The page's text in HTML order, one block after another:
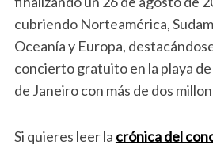
cubriendo Norteamérica,
Oceanía y Europa,
concierto gratuito en la playa
de Janeiro con más de dos
Si quieres leer la crónica del